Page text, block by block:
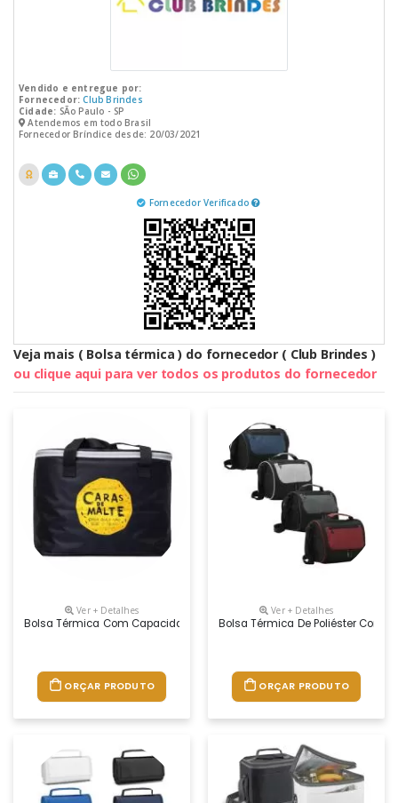
Vendido e entregue por:
Fornecedor: Club Brindes
Cidade: SÃo Paulo - SP
Atendemos em todo Brasil
Fornecedor Bríndice desde: 20/03/2021
Fornecedor Verificado
Veja mais ( Bolsa térmica ) do fornecedor ( Club Brindes )
ou clique aqui para ver todos os produtos do fornecedor
Ver + Detalhes
Bolsa Térmica Com Capacidade Para 15 Litros Com Alça Dupla De
ORÇAR PRODUTO
Ver + Detalhes
Bolsa Térmica De Poliéster Com
ORÇAR PRODUTO